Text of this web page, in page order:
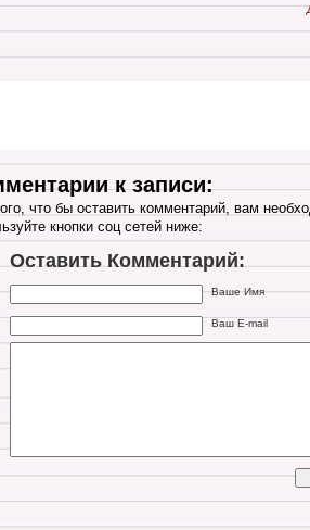
к записи:
что бы оставить комментарий, вам
кнопки соц сетей ниже:
Оставить Комментарий:
Ваше Имя
Ваш E-mail